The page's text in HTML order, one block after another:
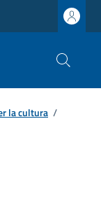
la cultura /